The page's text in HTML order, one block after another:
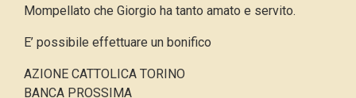
Mompellato che Giorgio ha tanto amato e servito.
E’ possibile effettuare un bonifico
AZIONE CATTOLICA TORINO
BANCA PROSSIMA